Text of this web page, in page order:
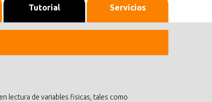
Tutorial Servicios
lectura de variables fisicas, tales como